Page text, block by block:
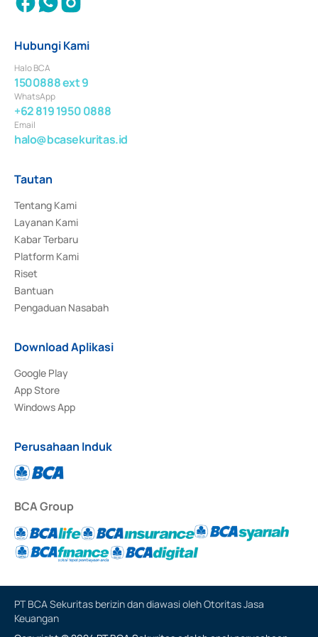
Hubungi Kami
Halo BCA
1500888 ext 9
WhatsApp
+62 819 1950 0888
Email
halo@bcasekuritas.id
Tautan
Tentang Kami
Layanan Kami
Kabar Terbaru
Platform Kami
Riset
Bantuan
Pengaduan Nasabah
Download Aplikasi
Google Play
App Store
Windows App
Perusahaan Induk
BCA Group
PT BCA Sekuritas berizin dan diawasi oleh Otoritas Jasa
Keuangan